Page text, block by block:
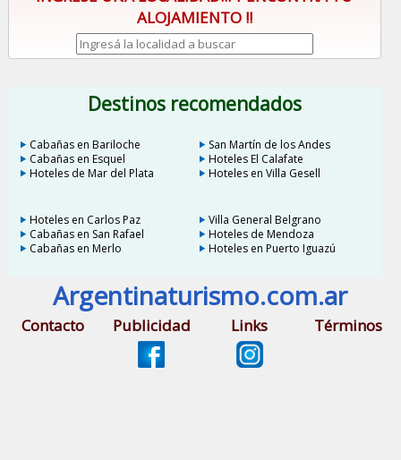
ALOJAMIENTO !!
Destinos recomendados
Cabañas en Bariloche
San Martín de los Andes
Cabañas en Esquel
Hoteles El Calafate
Hoteles de Mar del Plata
Hoteles en Villa Gesell
Hoteles en Carlos Paz
Villa General Belgrano
Cabañas en San Rafael
Hoteles de Mendoza
Cabañas en Merlo
Hoteles en Puerto Iguazú
Argentinaturismo.com.ar
Contacto Publicidad Links Términos